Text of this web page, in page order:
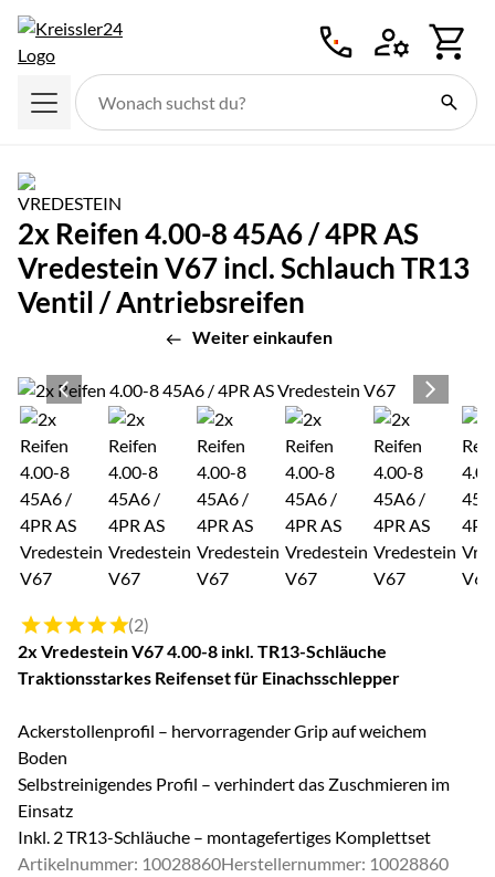
2x Reifen 4.00-8 45A6 / 4PR AS
Vredestein V67 incl. Schlauch TR13
Ventil / Antriebsreifen
Weiter einkaufen
Produktgalerie
Zur Kaufbox springen
Bewertung: 5 von 5 (2 Bewertungen)
(2)
2x Vredestein V67 4.00-8 inkl. TR13-Schläuche
Traktionsstarkes Reifenset für Einachsschlepper
Ackerstollenprofil – hervorragender Grip auf weichem
Boden
Selbstreinigendes Profil – verhindert das Zuschmieren im
Einsatz
Inkl. 2 TR13-Schläuche – montagefertiges Komplettset
Artikelnummer: 10028860Herstellernummer: 10028860